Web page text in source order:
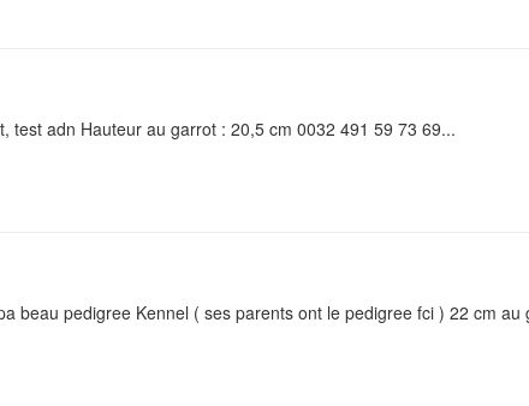
test adn Hauteur au garrot : 20,5 cm 0032 491 59 73 69...
beau pedigree Kennel ( ses parents ont le pedigree fci ) 22 cm